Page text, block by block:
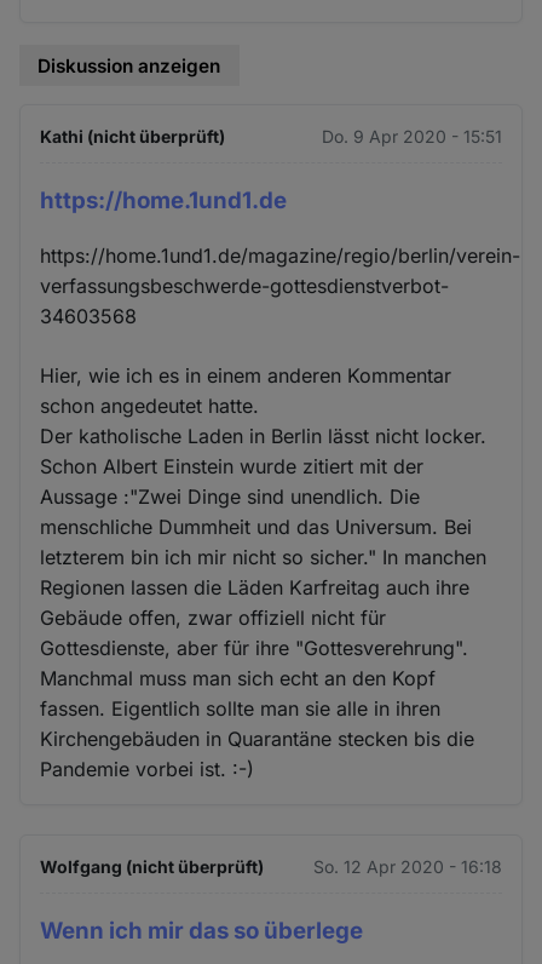
Diskussion anzeigen
Kathi (nicht überprüft) Do. 9 Apr 2020 - 15:51
https://home.1und1.de
https://home.1und1.de/magazine/regio/berlin/verein-
verfassungsbeschwerde-gottesdienstverbot-
34603568
Hier, wie ich es in einem anderen Kommentar
schon angedeutet hatte.
Der katholische Laden in Berlin lässt nicht locker.
Schon Albert Einstein wurde zitiert mit der
Aussage :"Zwei Dinge sind unendlich. Die
menschliche Dummheit und das Universum. Bei
letzterem bin ich mir nicht so sicher." In manchen
Regionen lassen die Läden Karfreitag auch ihre
Gebäude offen, zwar offiziell nicht für
Gottesdienste, aber für ihre "Gottesverehrung".
Manchmal muss man sich echt an den Kopf
fassen. Eigentlich sollte man sie alle in ihren
Kirchengebäuden in Quarantäne stecken bis die
Pandemie vorbei ist. :-)
Wolfgang (nicht überprüft) So. 12 Apr 2020 - 16:18
Wenn ich mir das so überlege